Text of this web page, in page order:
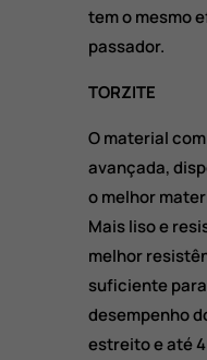
tem o mesmo
passador.
TORZITE
O material
avançada,
o melhor
Mais liso e
melhor
suficiente
desempenho
estreito e até